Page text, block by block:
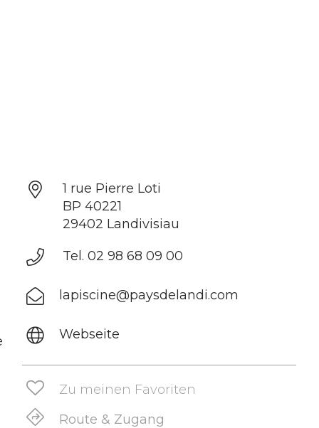
1 rue Pierre Loti
BP 40221
29402 Landivisiau
Tel. 02 98 68 09 00
lapiscine@paysdelandi.com
Webseite
Zu meinen Favoriten
Route & Zugang